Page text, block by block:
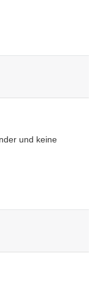
und keine